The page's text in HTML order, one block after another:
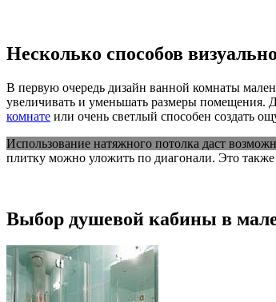
Несколько способов
В первую очередь дизайн ванной комнаты
увеличивать и уменьшать размеры помещения.
комнате или очень светлый способен создать
Использование натяжного потолка даст
плитку можно уложить по диагонали. Это
Выбор душевой кабины в